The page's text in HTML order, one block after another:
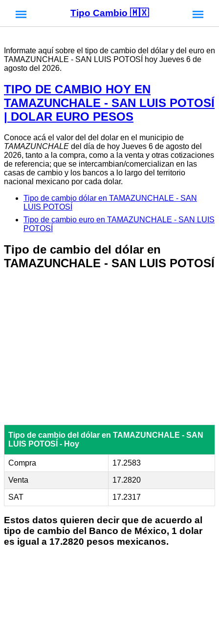
Tipo Cambio 🇲🇽
Informate aquí sobre el tipo de cambio del dólar y del euro en
TAMAZUNCHALE - SAN LUIS POTOSÍ hoy Jueves 6 de
agosto del 2026.
TIPO DE CAMBIO HOY EN
TAMAZUNCHALE - SAN LUIS POTOSÍ
| DOLAR EURO PESOS
Conoce acá el valor del del dolar en el municipio de
TAMAZUNCHALE del día de hoy Jueves 6 de agosto del
2026, tanto a la compra, como a la venta y otras cotizaciones
de referencia; que se intercambian/comercializan en las
casas de cambio y los bancos a lo largo del territorio
nacional mexicano por cada dolar.
Tipo de cambio dólar en TAMAZUNCHALE - SAN
LUIS POTOSÍ
Tipo de cambio euro en TAMAZUNCHALE - SAN LUIS
POTOSÍ
Tipo de cambio del dólar en
TAMAZUNCHALE - SAN LUIS POTOSÍ
Tipo de cambio del dólar en TAMAZUNCHALE - SAN
LUIS POTOSÍ - Hoy
Compra 17.2583
Venta 17.2820
SAT 17.2317
Estos datos quieren decir que de acuerdo al
tipo de cambio del Banco de México, 1 dolar
es igual a 17.2820 pesos mexicanos.